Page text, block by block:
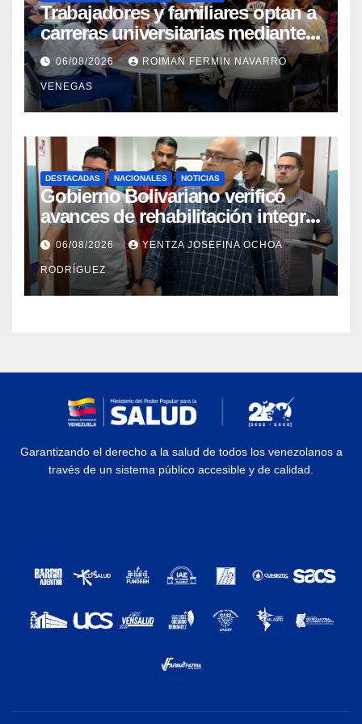
Trabajadores y familiares optan a
carreras universitarias mediante
convenio entre MinSalud y la
UCV
06/08/2026 ROIMAN FERMIN NAVARRO
VENEGAS
DESTACADAS NACIONALES NOTICIAS
Gobierno Bolivariano verificó
avances de rehabilitación integral
en el Hospital Dr. José María
Vargas
06/08/2026 YENTZA JOSEFINA OCHOA
RODRÍGUEZ
Garantizando el derecho a la salud de todos los venezolanos a
través de un sistema público accesible y de calidad.